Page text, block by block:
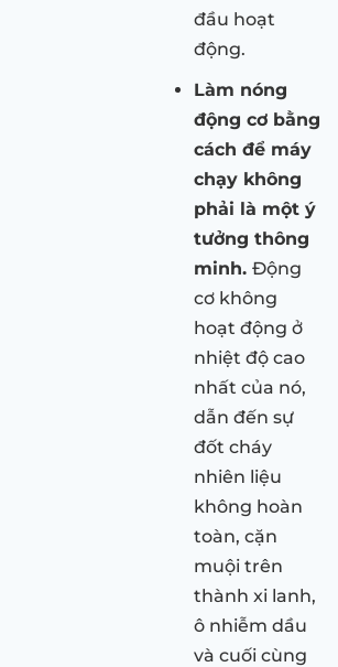
đầu hoạt
động.
Làm nóng
động cơ bằng
cách để máy
chạy không
phải là một ý
tưởng thông
minh. Động
cơ không
hoạt động ở
nhiệt độ cao
nhất của nó,
dẫn đến sự
đốt cháy
nhiên liệu
không hoàn
toàn, cặn
muội trên
thành xi lanh,
ô nhiễm dầu
và cuối cùng